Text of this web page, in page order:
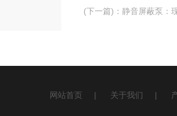
(下一篇) ： 静音屏蔽泵：
网站首页 | 关于我们 |